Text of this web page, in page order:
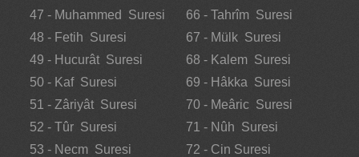
47 - Muhammed Suresi
48 - Fetih Suresi
49 - Hucurât Suresi
50 - Kaf Suresi
51 - Zâriyât Suresi
52 - Tûr Suresi
53 - Necm Suresi
66 - Tahrîm Suresi
67 - Mülk Suresi
68 - Kalem Suresi
69 - Hâkka Suresi
70 - Meâric Suresi
71 - Nûh Suresi
72 - Cin Suresi